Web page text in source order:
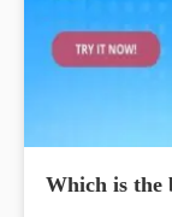
Which is